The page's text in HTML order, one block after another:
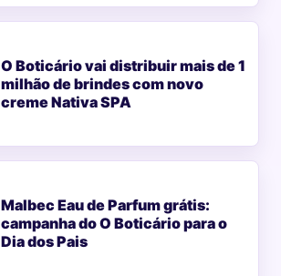
O Boticário vai distribuir mais de 1
milhão de brindes com novo
creme Nativa SPA
Malbec Eau de Parfum grátis:
campanha do O Boticário para o
Dia dos Pais